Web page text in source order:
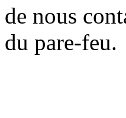
de nous
du pare-feu.